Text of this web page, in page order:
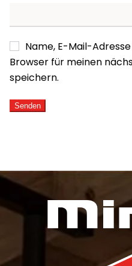
Name, E-Mail-
Browser für meinen
speichern.